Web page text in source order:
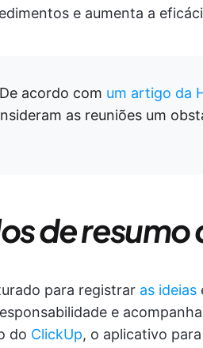
e aumenta a
De acordo com um artigo da
as reuniões um
de
para registrar as ideias
e
do ClickUp, o aplicativo